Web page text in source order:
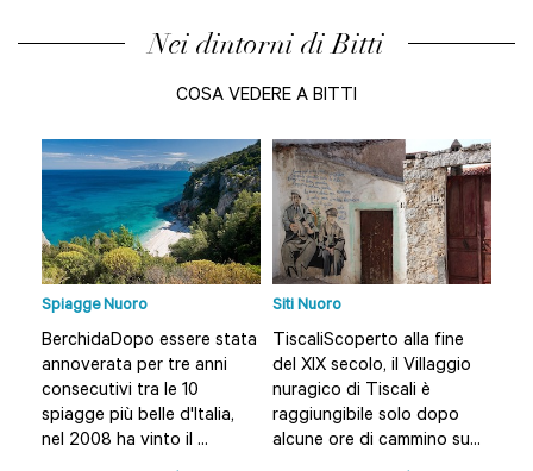
Nei dintorni di Bitti
COSA VEDERE A BITTI
Spiagge Nuoro
BerchidaDopo essere stata
annoverata per tre anni
consecutivi tra le 10
spiagge più belle d'Italia,
nel 2008 ha vinto il ...
Siti Nuoro
TiscaliScoperto alla fine
del XIX secolo, il Villaggio
nuragico di Tiscali è
raggiungibile solo dopo
alcune ore di cammino su...